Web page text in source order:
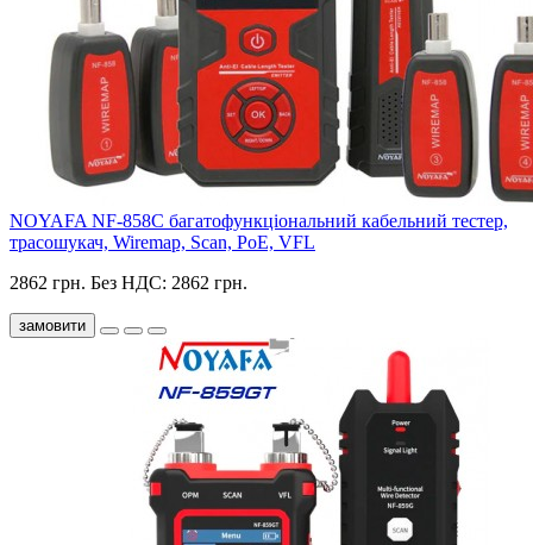
NOYAFA NF-858C багатофункціональний кабельний тестер,
трасошукач, Wiremap, Scan, PoE, VFL
2862 грн. Без НДС: 2862 грн.
замовити